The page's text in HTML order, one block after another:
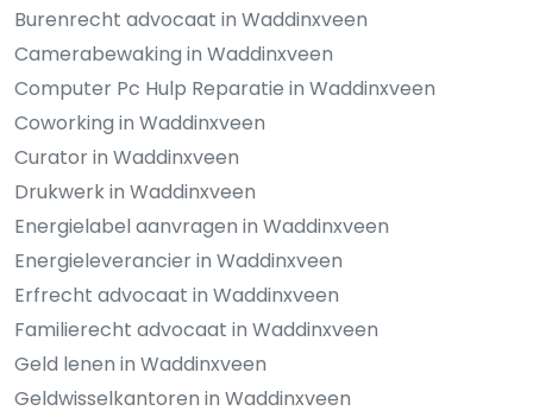
Burenrecht advocaat in Waddinxveen
Camerabewaking in Waddinxveen
Computer Pc Hulp Reparatie in Waddinxveen
Coworking in Waddinxveen
Curator in Waddinxveen
Drukwerk in Waddinxveen
Energielabel aanvragen in Waddinxveen
Energieleverancier in Waddinxveen
Erfrecht advocaat in Waddinxveen
Familierecht advocaat in Waddinxveen
Geld lenen in Waddinxveen
Geldwisselkantoren in Waddinxveen